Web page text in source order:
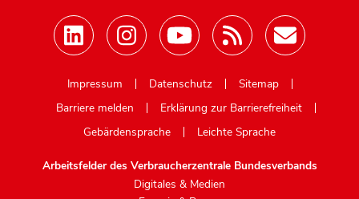
Impressum
Datenschutz
Sitemap
Barriere melden
Erklärung zur Barrierefreiheit
Gebärdensprache
Leichte Sprache
Arbeitsfelder des Verbraucherzentrale Bundesverbands
Digitales & Medien